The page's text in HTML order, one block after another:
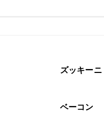
にお召し上がりください。
ズッキーニ
ベーコン